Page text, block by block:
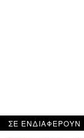
ΣΕ ΕΝΔΙΑΦΕΡΟΥΝ